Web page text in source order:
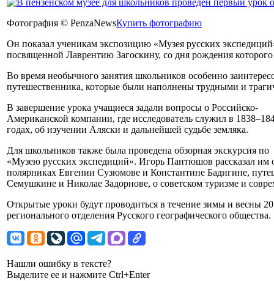
Фотография © PenzaNewsКупить фотографию
Он показал ученикам экспозицию «Музея русских
посвященной Лаврентию Загоскину, со дня рождения которого
Во время необычного занятия школьников особенно
путешественника, которые были наполнены трудными и
В завершение урока учащиеся задали вопросы о Российско-
Американской компании, где исследователь служил в
годах, об изучении Аляски и дальнейшей судьбе земляка.
Для школьников также была проведена обзорная экскурсия по
«Музею русских экспедиций». Игорь Пантюшов рассказал им
полярниках Евгении Сузюмове и Константине Бадигине,
Семушкине и Николае Задорнове, о советском туризме и
Открытые уроки будут проводиться в течение зимы и весны
регионального отделения Русского географического общества.
Нашли ошибку в тексте?
Выделите ее и нажмите Ctrl+Enter